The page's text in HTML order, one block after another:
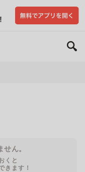
ん。
くと
きます！